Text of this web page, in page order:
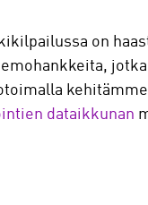
on
dataikkunan